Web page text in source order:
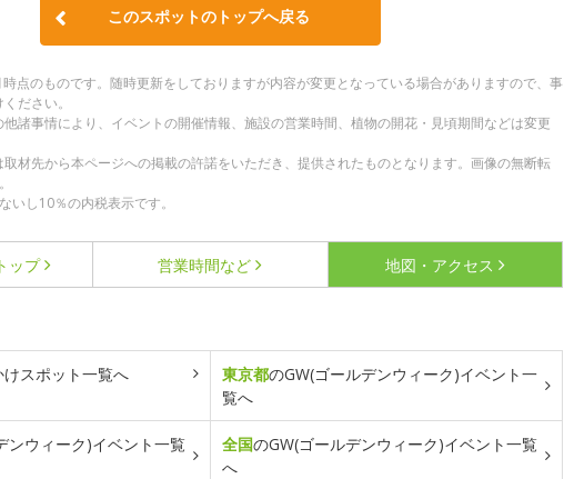
このスポットのトップへ戻る
点のものです。随時更新をしておりますが内容が変更となっている場合がありますので、事
ださい。
諸事情により、イベントの開催情報、施設の営業時間、植物の開花・見頃期間などは変更
材先から本ページへの掲載の許諾をいただき、提供されたものとなります。画像の無断転
し10％の内税表示です。
トップ 営業時間など 地図・アクセス
スポット一覧へ 東京都のGW(ゴールデンウィーク)イベント一
覧へ
ンウィーク)イベント一覧
全国のGW(ゴールデンウィーク)イベント一覧
へ